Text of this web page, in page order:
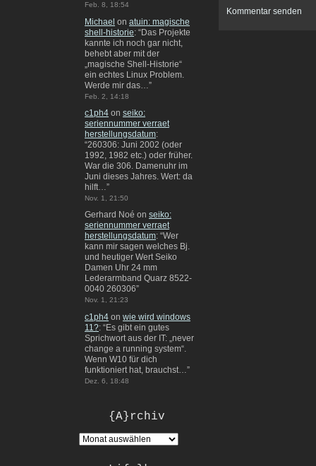
Feb. 8, 18:54
Michael on atuin: magische
shell-historie: “Das Projekte
kannte ich noch gar nicht,
behebt aber mit der
„magische Shell-Historie“
ein echtes Linux Problem.
Werde mir das… ”
Feb. 2, 14:18
c1ph4 on seiko:
seriennummer verraet
herstellungsdatum:
“260306: Juni 2002 (oder
1992, 1982 etc.) oder früher.
War die 306. Damenuhr im
Juni dieses Jahres. Wert: da
hilft…”
Nov. 1, 21:50
Gerhard Noé on seiko:
seriennummer verraet
herstellungsdatum: “Wer
kann mir sagen welches Bj.
und heutiger Wert Seiko
Damen Uhr 24 mm
Lederarmband Quarz 8522-
0040 260306”
Nov. 1, 21:23
c1ph4 on wie wird windows
11?: “Es gibt ein gutes
Sprichwort aus der IT: „never
change a running system“.
Wenn W10 für dich
funktioniert hat, brauchst…”
Dez. 6, 18:48
{A}rchiv